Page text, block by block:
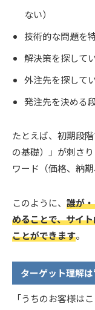
ない）
技術的な問題を
解決策を探して
外注先を探して
発注先を決める
たとえば、初期段
の基礎）」が刺さ
ワード（価格、納
このように、 誰が
めることで、サイ
ことができます。
ターゲット理解
「うちのお客様は